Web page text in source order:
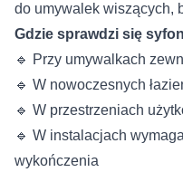
do umywalek wiszących,
Gdzie sprawdzi się
🔹 Przy umywalkach
🔹 W nowoczesnych
🔹 W przestrzeniach
🔹 W instalacjach
wykończenia